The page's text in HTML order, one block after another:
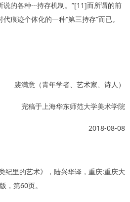
的各种···持存机制。”[11]而所谓的前
痕迹个体化的一种“第三持存”而已。
裴满意（青年学者、艺术家、诗人）
完稿于上海华东师范大学美术学院
2018-08-08
纪里的艺术》，陆兴华译，重庆:重庆大
，第60页。